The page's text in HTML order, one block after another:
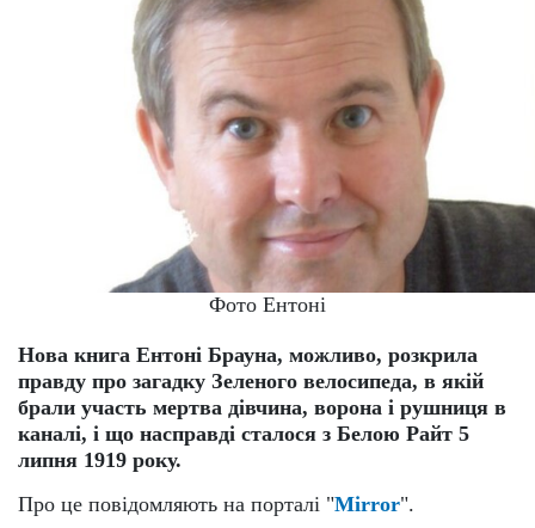
Фото Ентоні
Нова книга Ентоні Брауна, можливо, розкрила
правду про загадку Зеленого велосипеда, в якій
брали участь мертва дівчина, ворона і рушниця в
каналі, і що насправді сталося з Белою Райт 5
липня 1919 року.
Про це повідомляють на порталі "Mirror".